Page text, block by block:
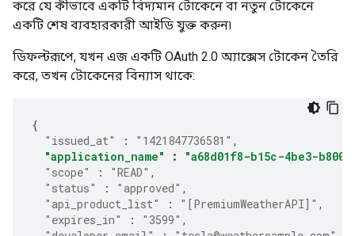
করে যে কীভাবে একটি বিদ্যমান টোকেনে বা নতুন টোকেনে
একটি শেষ ব্যবহারকারী আইডি যুক্ত করুন৷
ডিফল্টরূপে, যখন এজ একটি OAuth 2.0 অ্যাক্সেস টোকেন তৈরি
করে, তখন টোকেনের বিন্যাস থাকে:
{
"issued_at"
: "1421847736581" ,
"application_name"
:
"a68d01f8-b15c-4be3-
"scope"
: "READ" ,
"status"
: "approved" ,
"api_product_list"
: "[PremiumWeatherAPI]" ,
"expires_in"
: "3599" ,